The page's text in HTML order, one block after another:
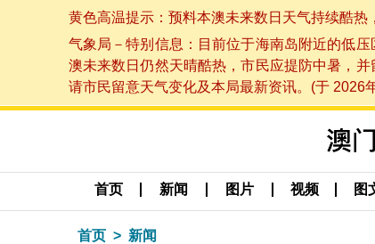
黄色高温提示：预料本澳未来数日天气持续酷
气象局－特别信息：目前位于海南岛附近的低
澳未来数日仍然天晴酷热，市民应提防中暑，
请市民留意天气变化及本局最新资讯。(于 2026
首页 新闻 图片 视频 图
首页 新闻